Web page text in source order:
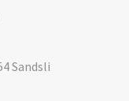
Sandsli